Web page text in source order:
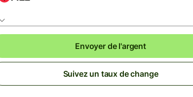
Envoyer de l'argent
Suivez un taux de change